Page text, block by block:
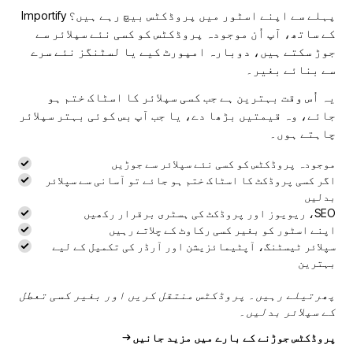
پہلے سے اپنے اسٹور میں پروڈکٹس بیچ رہے ہیں؟ Importify
کے ساتھ، آپ اُن موجودہ پروڈکٹس کو کسی نئے سپلائر سے
جوڑ سکتے ہیں، دوبارہ امپورٹ کیے یا لسٹنگز نئے سرے
سے بنائے بغیر۔
یہ اُس وقت بہترین ہے جب کسی سپلائر کا اسٹاک ختم ہو
جائے، وہ قیمتیں بڑھا دے، یا جب آپ بس کوئی بہتر سپلائر
چاہتے ہوں۔
موجودہ پروڈکٹس کو کسی نئے سپلائر سے جوڑیں
اگر کسی پروڈکٹ کا اسٹاک ختم ہو جائے تو آسانی سے سپلائر
بدلیں
SEO، ریویوز اور پروڈکٹ کی ہسٹری برقرار رکھیں
اپنے اسٹور کو بغیر کسی رکاوٹ کے چلاتے رہیں
سپلائر ٹیسٹنگ، آپٹیمائزیشن اور آرڈر کی تکمیل کے لیے
بہترین
پھرتیلے رہیں۔ پروڈکٹس منتقل کریں اور بغیر کسی تعطل
کے سپلائر بدلیں۔
پروڈکٹس جوڑنے کے بارے میں مزید جانیں